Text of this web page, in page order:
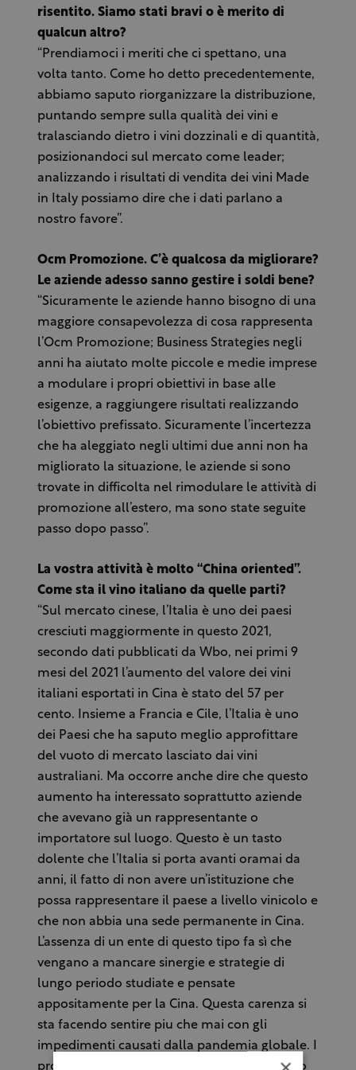
risentito. Siamo stati bravi o è merito di
qualcun altro?
“Prendiamoci i meriti che ci spettano, una
volta tanto. Come ho detto precedentemente,
abbiamo saputo riorganizzare la distribuzione,
puntando sempre sulla qualità dei vini e
tralasciando dietro i vini dozzinali e di quantità,
posizionandoci sul mercato come leader;
analizzando i risultati di vendita dei vini Made
in Italy possiamo dire che i dati parlano a
nostro favore”.
Ocm Promozione. C’è qualcosa da migliorare?
Le aziende adesso sanno gestire i soldi bene?
“Sicuramente le aziende hanno bisogno di una
maggiore consapevolezza di cosa rappresenta
l’Ocm Promozione; Business Strategies negli
anni ha aiutato molte piccole e medie imprese
a modulare i propri obiettivi in base alle
esigenze, a raggiungere risultati realizzando
l’obiettivo prefissato. Sicuramente l’incertezza
che ha aleggiato negli ultimi due anni non ha
migliorato la situazione, le aziende si sono
trovate in difficolta nel rimodulare le attività di
promozione all’estero, ma sono state seguite
passo dopo passo”.
La vostra attività è molto “China oriented”.
Come sta il vino italiano da quelle parti?
“Sul mercato cinese, l’Italia è uno dei paesi
cresciuti maggiormente in questo 2021,
secondo dati pubblicati da Wbo, nei primi 9
mesi del 2021 l’aumento del valore dei vini
italiani esportati in Cina è stato del 57 per
cento. Insieme a Francia e Cile, l’Italia è uno
dei Paesi che ha saputo meglio approfittare
del vuoto di mercato lasciato dai vini
australiani. Ma occorre anche dire che questo
aumento ha interessato soprattutto aziende
che avevano già un rappresentante o
importatore sul luogo. Questo è un tasto
dolente che l’Italia si porta avanti oramai da
anni, il fatto di non avere un’istituzione che
possa rappresentare il paese a livello vinicolo e
che non abbia una sede permanente in Cina.
L’assenza di un ente di questo tipo fa sì che
vengano a mancare sinergie e strategie di
lungo periodo studiate e pensate
appositamente per la Cina. Questa carenza si
sta facendo sentire piu che mai con gli
impedimenti causati dalla pandemia globale. I
produttori non potendo viaggiare non hanno